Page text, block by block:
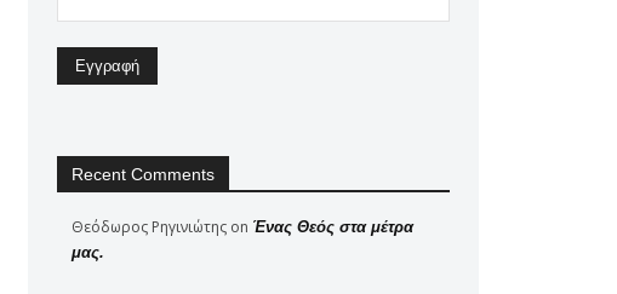
Recent Comments
Θεόδωρος Ρηγινιώτης on Ένας Θεός στα μέτρα
μας.